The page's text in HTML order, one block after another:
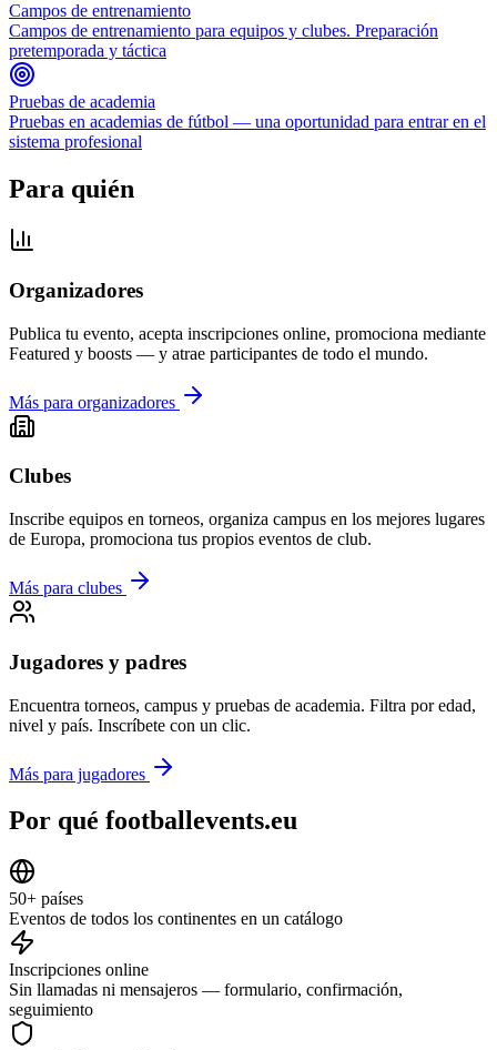
Campos de entrenamiento
Campos de entrenamiento para equipos y clubes. Preparación
pretemporada y táctica
Pruebas de academia
Pruebas en academias de fútbol — una oportunidad para entrar en el
sistema profesional
Para quién
Organizadores
Publica tu evento, acepta inscripciones online, promociona mediante
Featured y boosts — y atrae participantes de todo el mundo.
Más para organizadores
Clubes
Inscribe equipos en torneos, organiza campus en los mejores lugares
de Europa, promociona tus propios eventos de club.
Más para clubes
Jugadores y padres
Encuentra torneos, campus y pruebas de academia. Filtra por edad,
nivel y país. Inscríbete con un clic.
Más para jugadores
Por qué footballevents.eu
50+ países
Eventos de todos los continentes en un catálogo
Inscripciones online
Sin llamadas ni mensajeros — formulario, confirmación,
seguimiento